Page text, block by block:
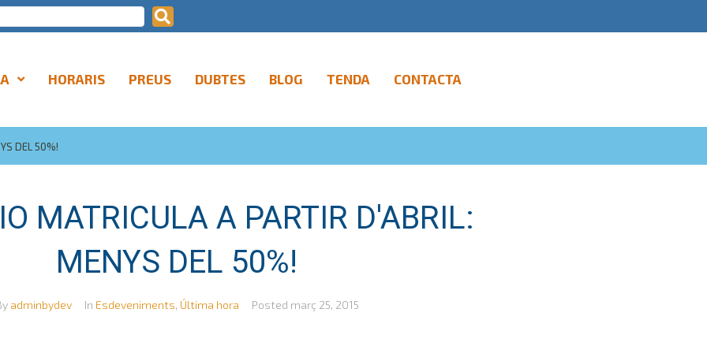
HORARIS PREUS DUBTES BLOG TENDA CONTACTA
DEL 50%!
MATRICULA A PARTIR D'ABRIL:
MENYS DEL 50%!
adminbydev In Esdeveniments, Última hora Posted març 25, 2015